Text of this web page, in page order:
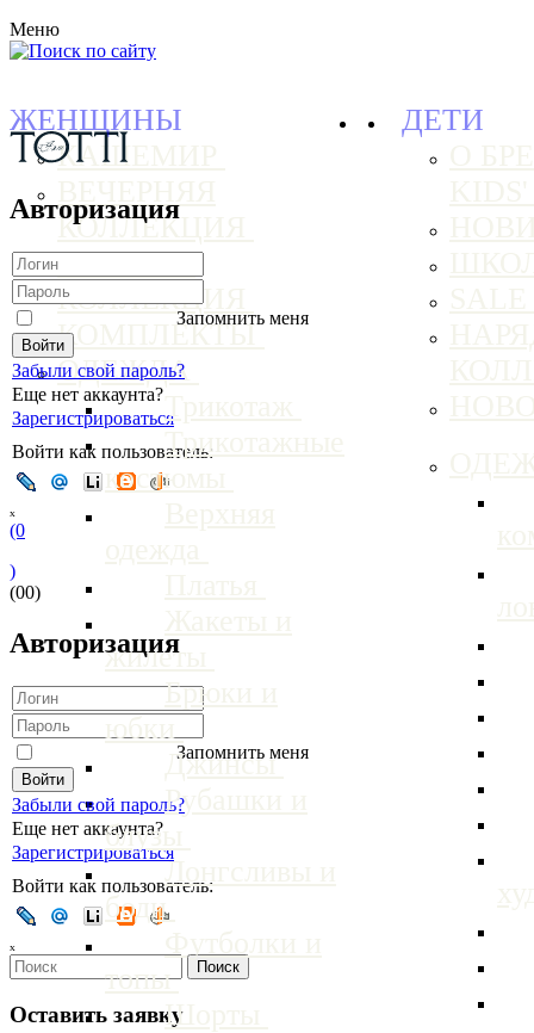
Меню
ЖЕНЩИНЫ
КАШЕМИР
КОЛЛЕКЦИЯ
БАЗОВАЯ
КОЛЛЕКЦИЯ
КОМПЛЕКТЫ
ОДЕЖДА
Трикотаж
Трикотажные
костюмы
жилеты
Брюки и
юбки
Джинсы
Рубашки и
блузы
Лонгсливы и
боди
топы
Шорты
ДЕТИ
Авторизация
Запомнить меня
Забыли свой пароль?
Еще нет аккаунта?
Зарегистрироваться
Войти как пользователь:
ₓ
(0
)
(00)
Авторизация
Запомнить меня
Забыли свой пароль?
Еще нет аккаунта?
Зарегистрироваться
Войти как пользователь:
ₓ
Оставить заявку